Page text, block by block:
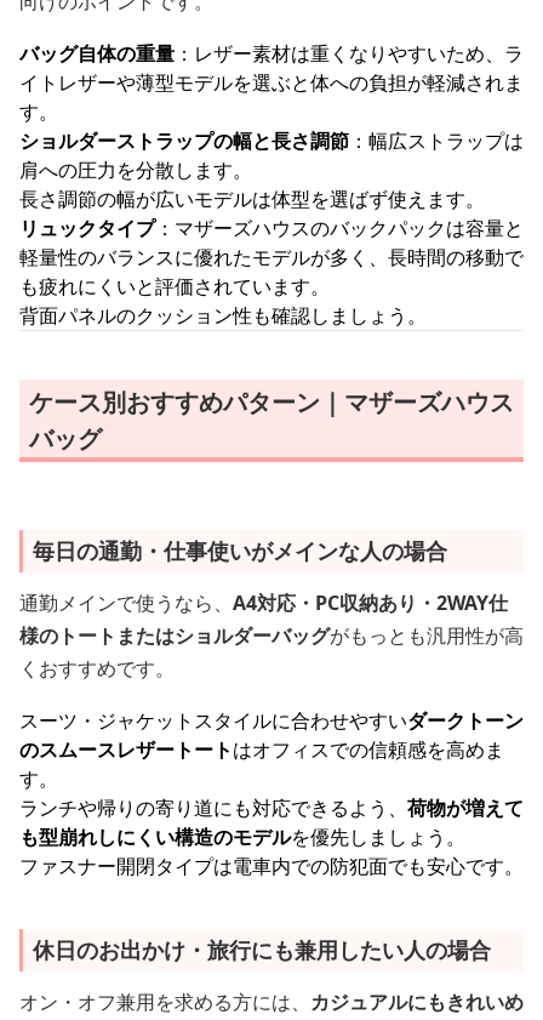
バッグ自体の重量 ：レザー素材は重くなりやすいため、ラ
イトレザーや薄型モデルを選ぶと体への負担が軽減されま
す。
ショルダーストラップの幅と長さ調節 ：幅広ストラップは
肩への圧力を分散します。
長さ調節の幅が広いモデルは体型を選ばず使えます。
リュックタイプ：マザーズハウスのバックパックは容量と
軽量性のバランスに優れたモデルが多く、長時間の移動で
も疲れにくいと評価されています。
背面パネルのクッション性も確認しましょう。
ケース別おすすめパターン｜マザーズハウス
バッグ
毎日の通勤・仕事使いがメインな人の場合
通勤メインで使うなら、 A4対応・PC収納あり・2WAY仕
様のトートまたはショルダーバッグがもっとも汎用性が高
くおすすめです。
スーツ・ジャケットスタイルに合わせやすいダークトーン
のスムースレザートートはオフィスでの信頼感を高めま
す。
ランチや帰りの寄り道にも対応できるよう、 荷物が増えて
も型崩れしにくい構造のモデルを優先しましょう。
ファスナー開閉タイプは電車内での防犯面でも安心です。
休日のお出かけ・旅行にも兼用したい人の場合
オン・オフ兼用を求める方には、 カジュアルにもきれいめ